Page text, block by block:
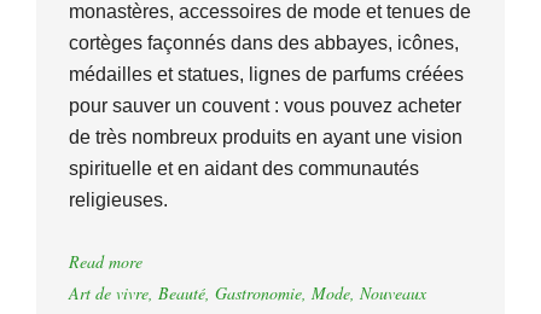
monastères, accessoires de mode et tenues de
cortèges façonnés dans des abbayes, icônes,
médailles et statues, lignes de parfums créées
pour sauver un couvent : vous pouvez acheter
de très nombreux produits en ayant une vision
spirituelle et en aidant des communautés
religieuses.
Read more
Art de vivre, Beauté, Gastronomie, Mode, Nouveaux